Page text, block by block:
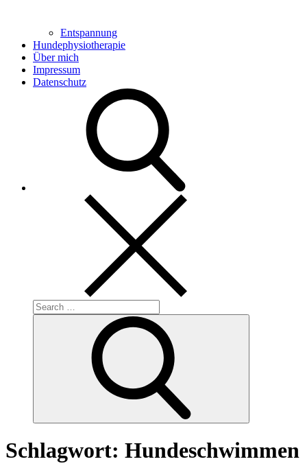
Entspannung
Hundephysiotherapie
Über mich
Impressum
Datenschutz
Search
for:
Schlagwort: Hundeschwimmen